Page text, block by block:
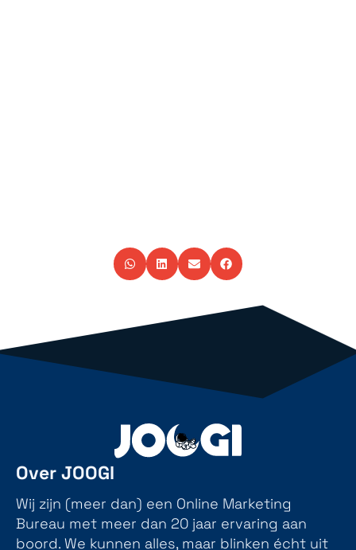
Over JOOGI
Wij zijn (meer dan) een Online Marketing
Bureau met meer dan 20 jaar ervaring aan
boord. We kunnen alles, maar blinken écht uit